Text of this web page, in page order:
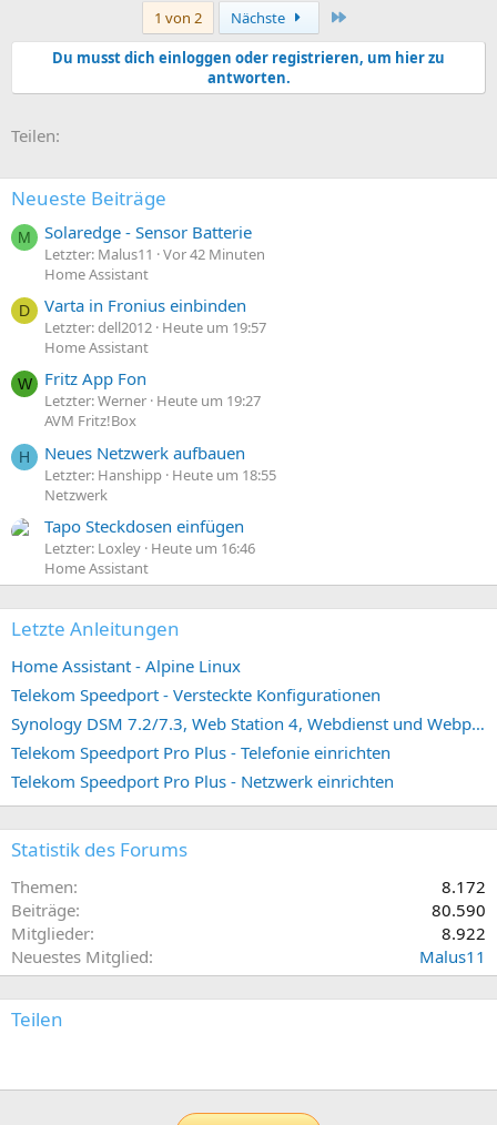
t
n
n
1 von 2 Nächste
Du musst dich einloggen oder registrieren, um hier zu
antworten.
Teilen:
Neueste Beiträge
M Solaredge - Sensor Batterie
Letzter: Malus11
Vor 42 Minuten
Home Assistant
D Varta in Fronius einbinden
Letzter: dell2012 Heute um 19:57
Home Assistant
W Fritz App Fon
Letzter: Werner Heute um 19:27
AVM Fritz!Box
H Neues Netzwerk aufbauen
Letzter: Hanshipp Heute um 18:55
Netzwerk
Tapo Steckdosen einfügen
Letzter: Loxley Heute um 16:46
Home Assistant
Letzte Anleitungen
Home Assistant - Alpine Linux
Telekom Speedport - Versteckte Konfigurationen
Synology DSM 7.2/7.3, Web Station 4, Webdienst und Webportal erstellen (ehemals vHost)
Telekom Speedport Pro Plus - Telefonie einrichten
Telekom Speedport Pro Plus - Netzwerk einrichten
Statistik des Forums
Themen
8.172
Beiträge
80.590
Mitglieder
8.922
Neuestes Mitglied
Malus11
Teilen